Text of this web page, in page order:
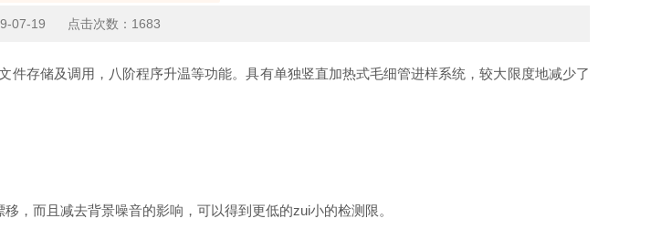
07-19 点击次数：1683
存储及调用，八阶程序升温等功能。具有单独竖直加热式毛细管进样系统，较大限度地减少了
，而且减去背景噪音的影响，可以得到更低的zui小的检测限。